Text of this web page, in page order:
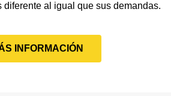
diferente al igual que sus demandas.
INFORMACIÓN